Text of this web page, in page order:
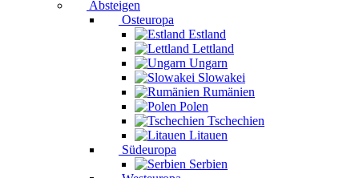
Absteigen
Osteuropa
Estland
Lettland
Ungarn
Slowakei
Rumänien
Polen
Tschechien
Litauen
Südeuropa
Serbien